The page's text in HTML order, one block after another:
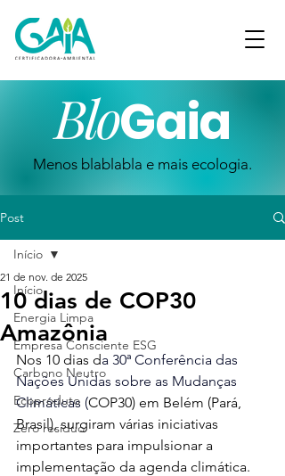
BloGaia
Menos blablabla e mais ecologia.
Post
Início
Energia Limpa
Empresa Consciente ESG
Carbono Neutro
Ecoproduto
Zero resíduo
Início
10 dias de COP30
Amazônia
21 de nov. de 2025
Nos 10 dias da 30ª Conferência das
Nações Unidas sobre as Mudanças
Climáticas (COP30) em Belém (Pará,
Brasil), surgiram várias iniciativas
importantes para impulsionar a
implementação da agenda climática.